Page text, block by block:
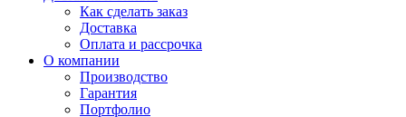
Как сделать заказ
Доставка
Оплата и рассрочка
О компании
Производство
Гарантия
Портфолио